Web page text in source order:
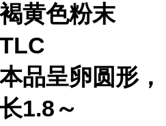
黄色粉末
品呈卵圆形，
1.8～